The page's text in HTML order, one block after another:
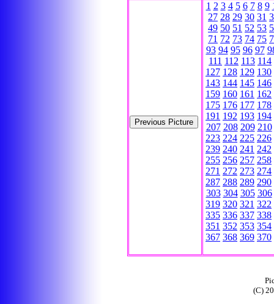
1 2 3 4 5 6 7 8 9
27 28 29 30 31
49 50 51 52 53
71 72 73 74 75
93 94 95 96 97
111 112 113 114
127 128 129 130
143 144 145 146
159 160 161 162
175 176 177 178
191 192 193 194
207 208 209 210
223 224 225 226
239 240 241 242
255 256 257 258
271 272 273 274
287 288 289 290
303 304 305 306
319 320 321 322
335 336 337 338
351 352 353 354
367 368 369 370
(C)